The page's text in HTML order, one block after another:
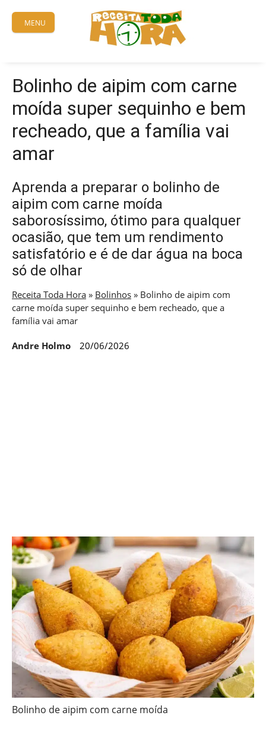
content
MENU
Bolinho de aipim com carne
moída super sequinho e bem
recheado, que a família vai
amar
Aprenda a preparar o bolinho de
aipim com carne moída
saborosíssimo, ótimo para qualquer
ocasião, que tem um rendimento
satisfatório e é de dar água na boca
só de olhar
Receita Toda Hora » Bolinhos » Bolinho de aipim com
carne moída super sequinho e bem recheado, que a
família vai amar
Andre Holmo 20/06/2026
Bolinho de aipim com carne moída